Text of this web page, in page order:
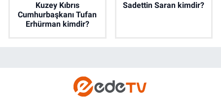
Kuzey Kıbrıs
Cumhurbaşkanı Tufan
Erhürman kimdir?
Sadettin Saran kimdir?